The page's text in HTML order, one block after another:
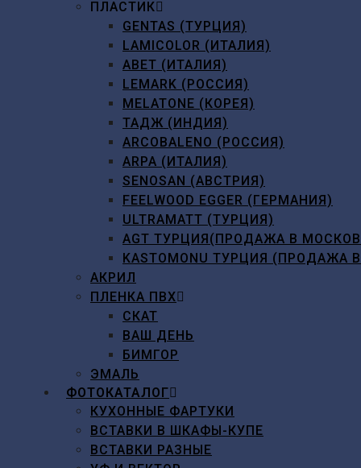
ПЛАСТИК
GENTAS (ТУРЦИЯ)
LAMICOLOR (ИТАЛИЯ)
ABET (ИТАЛИЯ)
LEMARK (РОССИЯ)
MELATONE (КОРЕЯ)
ТАДЖ (ИНДИЯ)
ARCOBALENO (РОССИЯ)
ARPA (ИТАЛИЯ)
SENOSAN (АВСТРИЯ)
FEELWOOD EGGER (ГЕРМАНИЯ)
ULTRAMATT (ТУРЦИЯ)
AGT ТУРЦИЯ(ПРОДАЖА В
KASTOMONU ТУРЦИЯ
АКРИЛ
ПЛЕНКА ПВХ
СКАТ
ВАШ ДЕНЬ
БИМГОР
ЭМАЛЬ
ФОТОКАТАЛОГ
КУХОННЫЕ ФАРТУКИ
ВСТАВКИ В ШКАФЫ-КУПЕ
ВСТАВКИ РАЗНЫЕ